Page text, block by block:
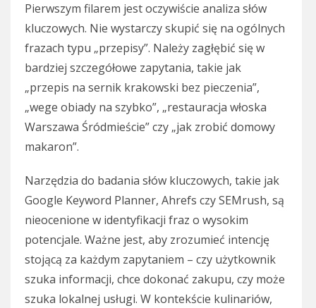
Pierwszym filarem jest oczywiście analiza słów
kluczowych. Nie wystarczy skupić się na ogólnych
frazach typu „przepisy”. Należy zagłębić się w
bardziej szczegółowe zapytania, takie jak
„przepis na sernik krakowski bez pieczenia”,
„wege obiady na szybko”, „restauracja włoska
Warszawa Śródmieście” czy „jak zrobić domowy
makaron”.
Narzędzia do badania słów kluczowych, takie jak
Google Keyword Planner, Ahrefs czy SEMrush, są
nieocenione w identyfikacji fraz o wysokim
potencjale. Ważne jest, aby zrozumieć intencję
stojącą za każdym zapytaniem – czy użytkownik
szuka informacji, chce dokonać zakupu, czy może
szuka lokalnej usługi. W kontekście kulinariów,